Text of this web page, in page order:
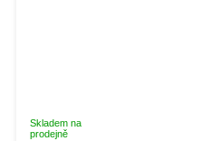
Skladem na
prodejně